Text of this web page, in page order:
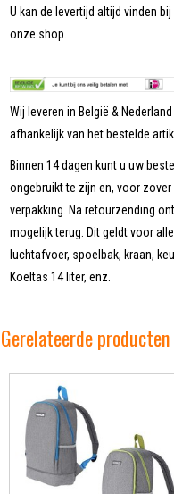
U kan de levertijd altijd vinden
onze shop.
Wij leveren in België &
afhankelijk van het bestelde
Binnen 14 dagen kunt u uw
ongebruikt te zijn en, voor
verpakking. Na retourzending
mogelijk terug. Dit geldt voor
luchtafvoer, spoelbak, kraan,
Koeltas 14 liter, enz.
Gerelateerde producten